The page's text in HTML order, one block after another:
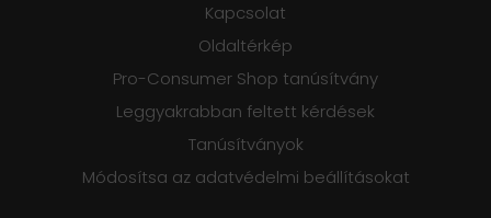
Kapcsolat
Oldaltérkép
Pro-Consumer Shop tanúsítvány
Leggyakrabban feltett kérdések
Tanúsítványok
Módosítsa az adatvédelmi beállításokat